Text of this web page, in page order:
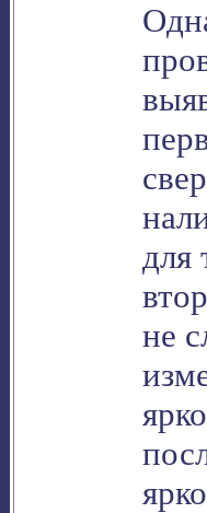
для
не